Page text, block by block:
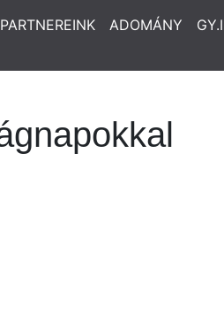
PARTNEREINK ADOMÁNY